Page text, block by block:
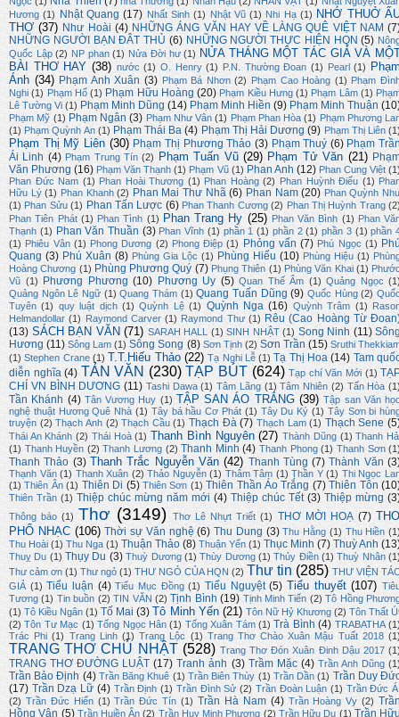
Hương (1) Nhật Quang (17) Nhất Sinh (1) Nhật Vũ (1) Nhi Hạ (1) NHỚ THUỞ
THƠ (37) Như Hoài (4) NHỮNG ÁNG VĂN HAY VỀ LÀNG QUÊ VIỆT NAM
NHỮNG NGƯỜI BẠN ĐÂT THỦ (6) NHỮNG NGƯỜI THỰC HIỆN HQN (5)
Quốc Lập (2) NP phan (1) Nửa Đời hư (1) NỬA THÁNG MỘT TÁC GIẢ VÀ
BÀI THƠ HAY (38) nước (1) O. Henry (1) P.N. Thường Đoan (1) Pearl (1)
Ánh (34) Phạm Anh Xuân (3) Phạm Bá Nhơn (2) Phạm Cao Hoàng (1) Phạm
Nghi (1) Phạm Hổ (1) Phạm Hữu Hoàng (20) Phạm Kiều Hưng (1) Phạm Lâm (1)
Lê Tường Vi (1) Phạm Minh Dũng (14) Phạm Minh Hiền (9) Phạm Minh Thuận
Phạm Mỹ (1) Phạm Ngân (3) Phạm Như Vân (1) Phạm Phan Hòa (1) Phạm Phương
(1) Phạm Quỳnh An (1) Phạm Thái Ba (4) Phạm Thị Hải Dương (9) Phạm Thị Liên
Phạm Thị Mỹ Liên (30) Phạm Thị Phương Thảo (3) Phạm Thuý (6) Phạm
Ái Linh (4) Phạm Trung Tín (2) Phạm Tuấn Vũ (29) Phạm Tử Văn (21)
Văn Phương (16) Phạm Văn Thạnh (1) Phạm Vũ (1) Phan Anh (12) Phan Cung Việt
Phan Đức Nam (1) Phan Hoài Thương (1) Phan Hoàng (2) Phan Huỳnh Điểu (1)
Hữu Lý (1) Phan Khanh (2) Phan Mai Thư Nhã (6) Phan Nam (20) Phan Quỳnh
(1) Phan Sửu (1) Phan Tấn Lược (6) Phan Thanh Cương (2) Phan Thị Huỳnh Trang
Phan Tiên Phát (1) Phan Tình (1) Phan Trang Hy (25) Phan Văn Bình (1) Phan
Thạnh (1) Phan Văn Thuần (3) Phan Vĩnh (1) phần 1 (1) phần 2 (1) phần 3 (1) phần
(1) Phiêu Vân (1) Phong Dương (2) Phong Điệp (1) Phỏng vấn (7) Phú Ngọc (1)
Quang (3) Phú Xuân (8) Phùng Gia Lộc (1) Phùng Hiếu (10) Phùng Hiệu (1)
Hoàng Chương (1) Phùng Phương Quý (7) Phụng Thiên (1) Phùng Văn Khai (1)
Vũ (1) Phương Phương (10) Phương Uy (5) Quan Thế Âm (1) Quảng Ngọc
Quảng Ngôn Lê Ngữ (1) Quang Thám (1) Quang Tuấn Dũng (9) Quốc Hùng (2)
Tuyên (1) quy luật dịch (1) Quỳnh Lệ (1) Quỳnh Nga (16) Quỳnh Trâm (1)
Helmandollar (1) Raymond Carver (1) Raymond Thư (1) Rêu (Cao Hoàng Từ
(13) SÁCH BẠN VĂN (71) SARAH HALL (1) SINH NHẬT (1) Song Ninh (11)
Hương (11) Sông Lam (1) Sông Song (8) Sơn Tịnh (2) Sơn Trần (15) Sruthi
(1) Stephen Crane (1) T.T.Hiếu Thảo (22) Tạ Nghi Lễ (1) Tạ Thị Hoa (14) Tam
diễn nghĩa (4) TẢN VĂN (230) TẠP BÚT (624) Tạp chí Văn Mới (1)
CHÍ VN BÌNH DƯƠNG (11) Tashi Dawa (1) Tâm Lãng (1) Tâm Nhiên (2) Tấn Hòa
Tần Khánh (4) Tân Vương Huy (1) TẬP SAN ÁO TRẮNG (39) Tập san Văn
nghệ thuật Hương Quê Nhà (1) Tây bá hầu Cơ Phát (1) Tây Du Ký (1) Tây Sơn bi
truyện (2) Thạch Anh (2) Thạch Cầu (1) Thạch Đà (7) Thạch Lam (1) Thạch Sene
Thái An Khánh (2) Thái Hoà (1) Thanh Bình Nguyên (27) Thành Dũng (1) Thanh
(1) Thanh Huyền (2) Thanh Lương (2) Thanh Minh (4) Thanh Phong (1) Thanh Sơn
Thanh Thảo (3) Thanh Trắc Nguyễn Văn (42) Thanh Tùng (7) Thành Văn
Thạnh Văn (1) Thanh Xuân (2) Thảo Nguyễn (1) Thâm Tâm (1) Thần Y (1) Thi Ngọc
(1) Thiên Ân (1) Thiên Di (5) Thiên Sơn (1) Thiên Thần Áo Trắng (7) Thiên Tôn
Thiên Trần (1) Thiệp chúc mừng năm mới (4) Thiệp chúc Tết (3) Thiệp mừng
Thông báo (1) Thơ (3149) Thơ Lê Nhựt Triết (1) THƠ MỜI HOẠ (7)
PHỔ NHẠC (106) Thời sự Văn nghệ (6) Thu Dung (3) Thu Hằng (1) Thu Hiền
Thu Hoài (1) Thu Nga (1) Thuận Thảo (8) Thuận Yến (1) Thục Minh (7) Thuỳ Anh
Thuỵ Du (1) Thụy Du (3) Thuỳ Dương (1) Thùy Dương (1) Thủy Điền (1) Thuỳ Nhân
Thư cảm ơn (1) Thư ngỏ (1) THƯ NGỎ CỦA HQN (2) Thư tin (285) THƯ VIỆN
GIẢ (1) Tiểu luận (4) Tiểu Mục Đồng (1) Tiểu Nguyệt (5) Tiểu thuyết (107)
Tương (1) Tin buồn (2) TIN VĂN (2) Tịnh Bình (19) Tịnh Minh Tiến (2) Tô Hồng
(1) Tô Kiều Ngân (1) Tố Mai (3) Tô Minh Yến (21) Tôn Nữ Hỷ Khương (2) Tôn Thất
(2) Tôn Tư Mạc (1) Tống Ngọc Hân (1) Tống Xuân Tám (1) Trà Bình (4) TRABATHA
Trác Phi (1) Trang Linh (1) Trang Lộc (1) Trang Thơ Chào Xuân Mậu Tuất 2018
TRANG THƠ CHỦ NHẬT (528) Trang Thơ Đón Xuân Đinh Dậu 2017
TRANG THƠ ĐƯỜNG LUẬT (17) Tranh ảnh (3) Trầm Mặc (4) Trần Anh Dũng
Trần Bảo Định (4) Trần Băng Khuê (1) Trần Biên Thùy (1) Trần Dần (1) Trần Duy
(17) Trần Dzạ Lữ (4) Trần Định (1) Trần Đình Sử (2) Trần Đoàn Luận (1) Trần Đức
(2) Trần Đức Hiển (1) Trần Đức Tín (1) Trần Hà Nam (4) Trần Hoàng Vy (2)
Hồng Vân (5) Trần Huiền Ân (2) Trần Huy Minh Phương (2) Trần Hữu Du (1) Trần